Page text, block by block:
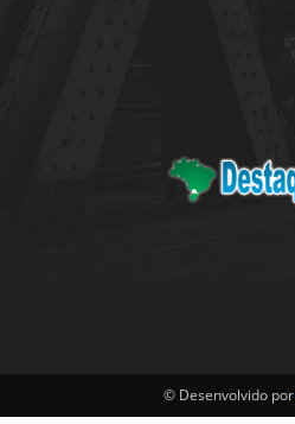
© Desenvolvido por